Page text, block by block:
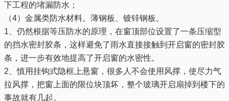
下工程的堵漏防水；
（4）金属类防水材料。薄钢板、镀锌钢板。
1、仍然根据等压防水的原理，在窗顶部位设置了一条压缩型
的挡水密封胶条，这样避免了雨水直接接触到开启窗的密封胶
条，进一步有效地提高了开启窗的水密性。
2、慎用挂钩式隐框上悬窗，很多人不会使用风撑，使尽力气
拉风撑，把窗上面的限位块顶坏，整个玻璃开启扇掉到楼下的
事故就有几起。